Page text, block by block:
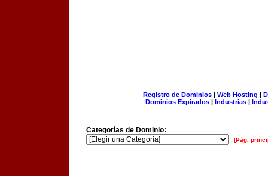
Registro de Dominios| Web Hosting |
Dominios Expirados | Industrias |
Categorías de Dominio:
[Pág.